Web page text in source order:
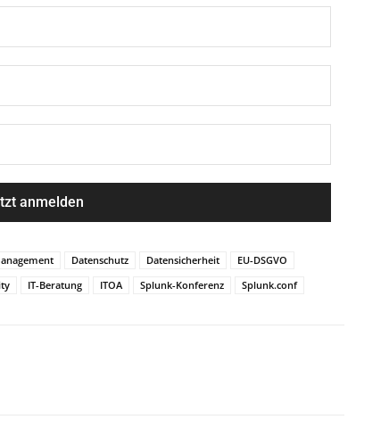
Datenschutz Datensicherheit
EU-DSGVO
IT-Beratung ITOA Splunk-Konferenz Splunk.conf